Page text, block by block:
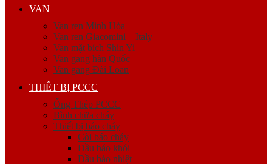
VAN
Van ren Minh Hòa
Van ren Giacomini – Italy
Van mặt bích Shin Yi
Van gang hàn Quốc
Van gang Đài Loan
THIẾT BỊ PCCC
Ống Thép PCCC
Bình chữa cháy
Thiết bị báo cháy
Còi báo cháy
Đầu báo khói
Đầu báo nhiệt